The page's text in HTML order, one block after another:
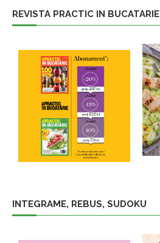
REVISTA PRACTIC IN BUCATARIE
INTEGRAME, REBUS, SUDOKU